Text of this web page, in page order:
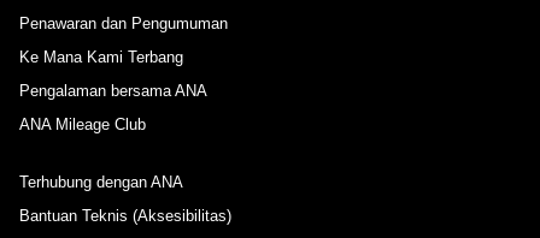
Penawaran dan Pengumuman
Ke Mana Kami Terbang
Pengalaman bersama ANA
ANA Mileage Club
Terhubung dengan ANA
Bantuan Teknis (Aksesibilitas)